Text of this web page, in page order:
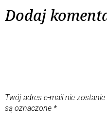
Dodaj
Twój adres e-mail nie
są oznaczone *